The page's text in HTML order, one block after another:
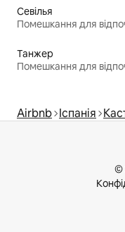
Севілья
Помешкання для
Танжер
Помешкання для
Airbnb Іспанія
©